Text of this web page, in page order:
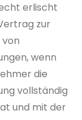
erlischt
zur
wenn
die
vollständig
und mit der